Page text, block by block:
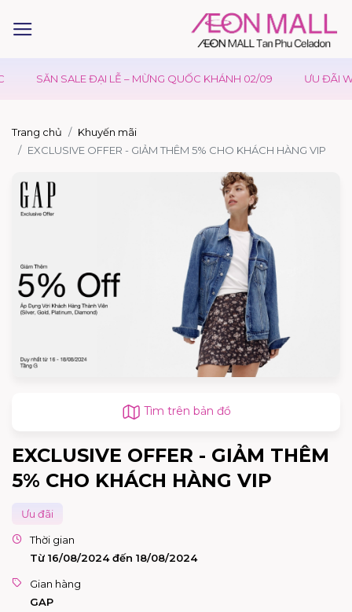
SĂN SALE ĐẠI LỄ – MỪNG QUỐC KHÁNH 02/09 ƯU ĐÃI
Trang chủ
Khuyến mãi
EXCLUSIVE OFFER - GIẢM THÊM 5% CHO KHÁCH HÀNG VIP
Tìm trên bản đồ
EXCLUSIVE OFFER - GIẢM THÊM
5% CHO KHÁCH HÀNG VIP
Ưu đãi
Thời gian
Từ 16/08/2024 đến 18/08/2024
Gian hàng
GAP